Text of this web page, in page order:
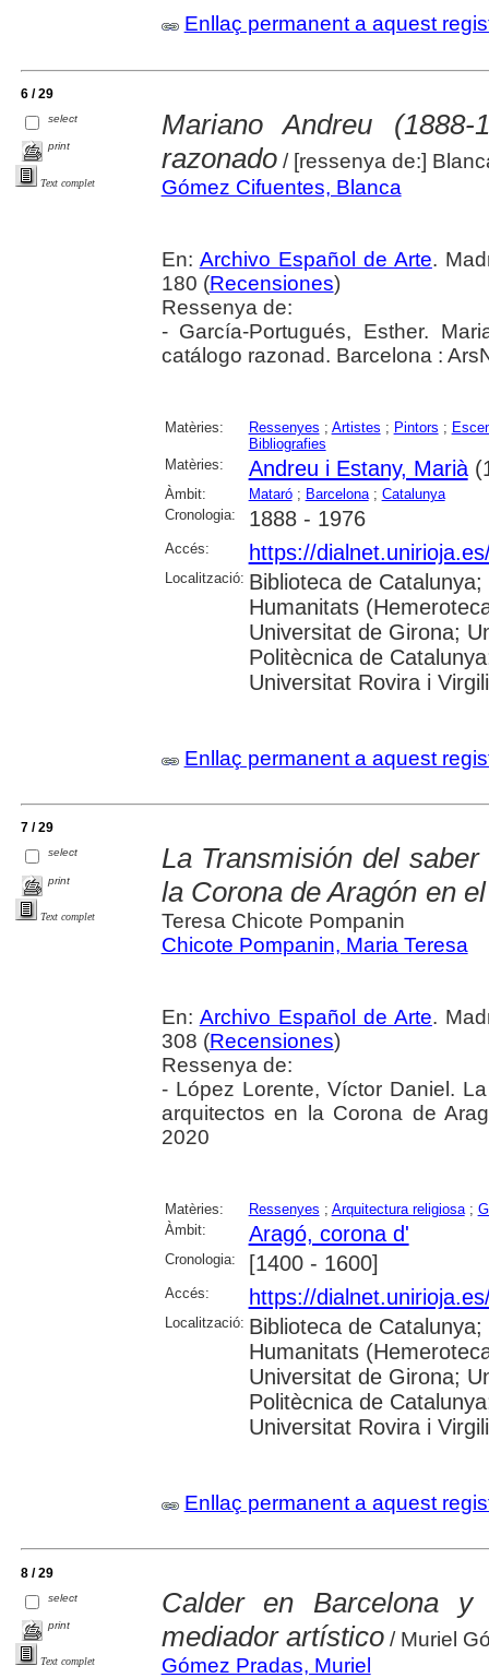
Enllaç permanent a aquest
6 / 29
select
print
Text complet
Mariano Andreu
razonado/ [ressenya de:]
Gómez Cifuentes, Blanca
En: Archivo Español de Arte.
180 (Recensiones)
Ressenya de:
- García-Portugués, Esther.
catálogo razonad. Barcelona :
Matèries: Ressenyes ; Artistes ; Pintors ;
Bibliografies
Matèries:
Andreu i Estany, Marià
Àmbit: Mataró; Barcelona; Catalunya
Cronologia:
1888 - 1976
Accés: https://
Localització: Biblioteca de
Humanitats
Universitat de Girona;
Politècnica de
Universitat Rovira i Virgili
Enllaç permanent a aquest
7 / 29
select
print
Text complet
La Transmisión del
la Corona de Aragón en
Teresa Chicote Pompanin
Chicote Pompanin, Maria Teresa
En: Archivo Español de Arte.
308 (Recensiones)
Ressenya de:
- López Lorente, Víctor Daniel.
arquitectos en la Corona de
2020
Matèries: Ressenyes ; Arquitectura religiosa;
Àmbit:
Aragó, corona d'
Cronologia: [1400 - 1600]
Accés: https://
Localització: Biblioteca de
Humanitats
Universitat de Girona;
Politècnica de
Universitat Rovira i Virgili
Enllaç permanent a aquest
8 / 29
select
print
Text complet
Calder en Barcelona
mediador artístico/ Muriel
Gómez Pradas, Muriel